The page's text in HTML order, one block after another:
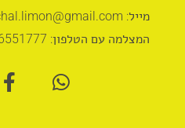
מייל: michal.limon@gmail.com
המצלמה עם הטלפון: 054-6551777